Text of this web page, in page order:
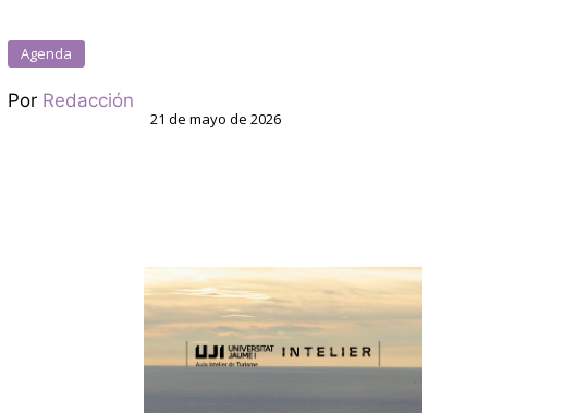
Agenda
Por Redacción
21 de mayo de 2026